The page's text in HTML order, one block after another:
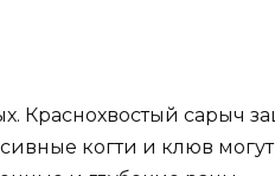
Краснохвостый сарыч
когти и клюв